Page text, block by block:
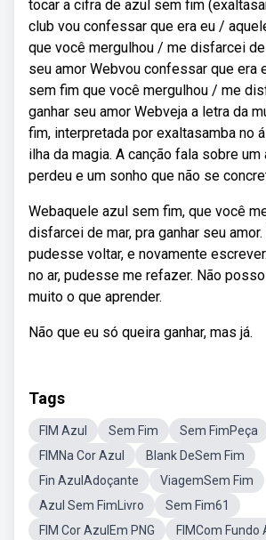
tocar a cifra de azul sem fim
club vou confessar que era eu /
que você mergulhou / me disfarcei de
seu amor Webvou confessar que era
sem fim que você mergulhou / me
ganhar seu amor Webveja a letra da
fim, interpretada por exaltasamba no
ilha da magia. A canção fala sobre
perdeu e um sonho que não se
Webaquele azul sem fim, que você
disfarcei de mar, pra ganhar seu
pudesse voltar, e novamente
no ar, pudesse me refazer. Não
muito o que aprender.
Não que eu só queira ganhar, mas já.
Tags
FIM Azul Sem Fim
Sem FimPeça
FIMNa Cor Azul
Blank DeSem Fim
Fin AzulAdoçante
ViagemSem Fim
Azul Sem FimLivro
Sem Fim61
FIM Cor AzulEm PNG
FIMCom Fundo